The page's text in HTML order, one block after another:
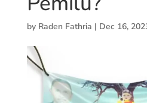
by Raden Fathria | Dec 16,